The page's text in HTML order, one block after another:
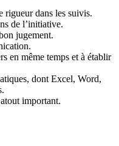
rigueur dans les suivis.
de l’initiative.
jugement.
en même temps et à établir
dont Excel, Word,
important.